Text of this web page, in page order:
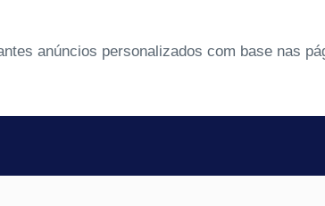
anúncios personalizados com base nas